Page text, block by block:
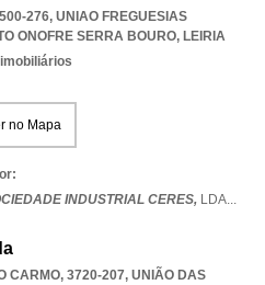
276, UNIAO FREGUESIAS
ONOFRE SERRA BOURO, LEIRIA
no Mapa
INDUSTRIAL CERES, LDA...
CARMO, 3720-207, UNIÃO DAS